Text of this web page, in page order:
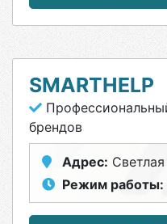
SMARTHELP
брендов
Адрес:
Режим работы: